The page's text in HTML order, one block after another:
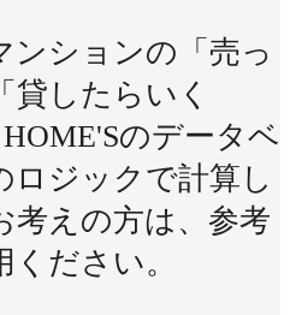
ンションの「売っ
貸したらいく
のデータベ
ロジックで計算し
考えの方は、参考
ださい。